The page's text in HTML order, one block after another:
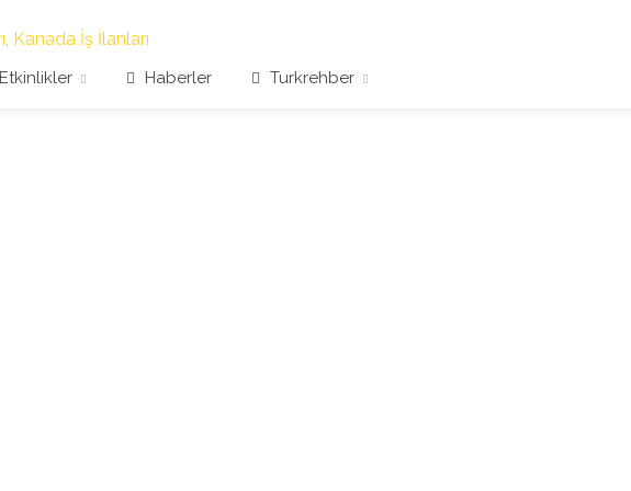
Etkinlikler Haberler Turkrehber